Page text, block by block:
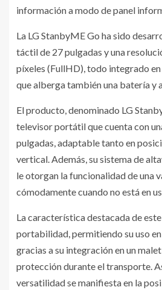
información a modo de panel
La LG StanbyME Go ha sido
táctil de 27 pulgadas y una
píxeles (FullHD), todo integrado
que alberga también una batería y
El producto, denominado LG
televisor portátil que cuenta con
pulgadas, adaptable tanto en
vertical. Además, su sistema de
le otorgan la funcionalidad de una
cómodamente cuando no está en
La característica destacada de este
portabilidad, permitiendo su uso
gracias a su integración en un
protección durante el transporte.
versatilidad se manifiesta en la